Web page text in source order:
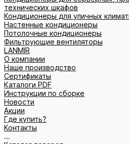
технических шкафов
Кондиционеры для уличных
Настенные кондиционеры
Потолочные кондиционеры
Фильтрующие вентиляторы
LANMIR
О компании
Наше производство
Сертификаты
Каталоги PDF
Инструкции по сборке
Новости
Акции
Где купить?
Контакты
...